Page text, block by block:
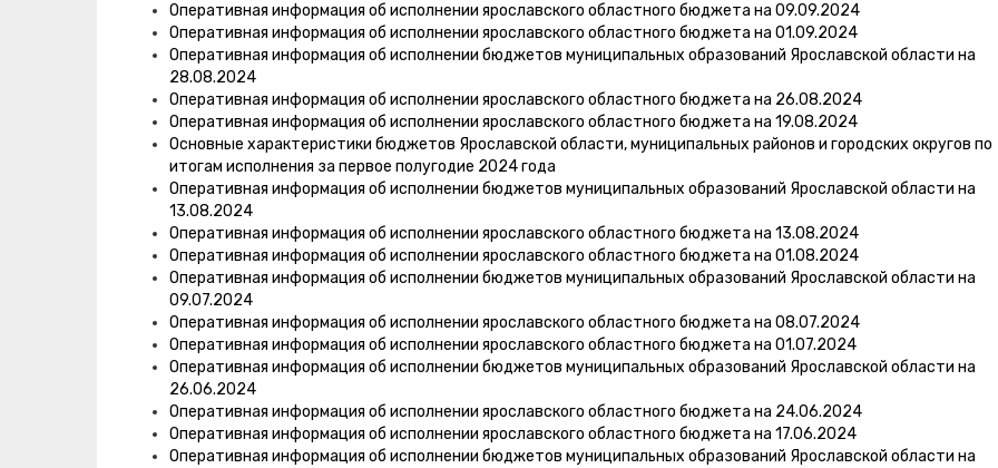
Оперативная информация об исполнении ярославского областного бюджета на 09.09.2024
Оперативная информация об исполнении ярославского областного бюджета на 01.09.2024
Оперативная информация об исполнении бюджетов муниципальных образований Ярославской области на
28.08.2024
Оперативная информация об исполнении ярославского областного бюджета на 26.08.2024
Оперативная информация об исполнении ярославского областного бюджета на 19.08.2024
Основные характеристики бюджетов Ярославской области, муниципальных районов и городских округов по
итогам исполнения за первое полугодие 2024 года
Оперативная информация об исполнении бюджетов муниципальных образований Ярославской области на
13.08.2024
Оперативная информация об исполнении ярославского областного бюджета на 13.08.2024
Оперативная информация об исполнении ярославского областного бюджета на 01.08.2024
Оперативная информация об исполнении бюджетов муниципальных образований Ярославской области на
09.07.2024
Оперативная информация об исполнении ярославского областного бюджета на 08.07.2024
Оперативная информация об исполнении ярославского областного бюджета на 01.07.2024
Оперативная информация об исполнении бюджетов муниципальных образований Ярославской области на
26.06.2024
Оперативная информация об исполнении ярославского областного бюджета на 24.06.2024
Оперативная информация об исполнении ярославского областного бюджета на 17.06.2024
Оперативная информация об исполнении бюджетов муниципальных образований Ярославской области на